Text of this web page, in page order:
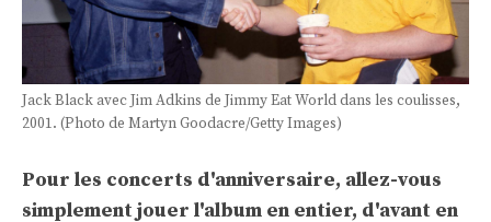
Jack Black avec Jim Adkins de Jimmy Eat World dans les coulisses,
2001. (Photo de Martyn Goodacre/Getty Images)
Pour les concerts d'anniversaire, allez-vous
simplement jouer l'album en entier, d'avant en